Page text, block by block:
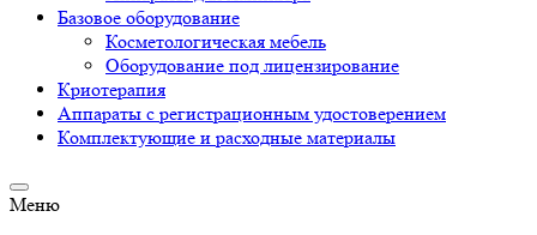
Базовое оборудование
Косметологическая мебель
Оборудование под лицензирование
Криотерапия
Аппараты c регистрационным удостоверением
Комплектующие и расходные материалы
Меню